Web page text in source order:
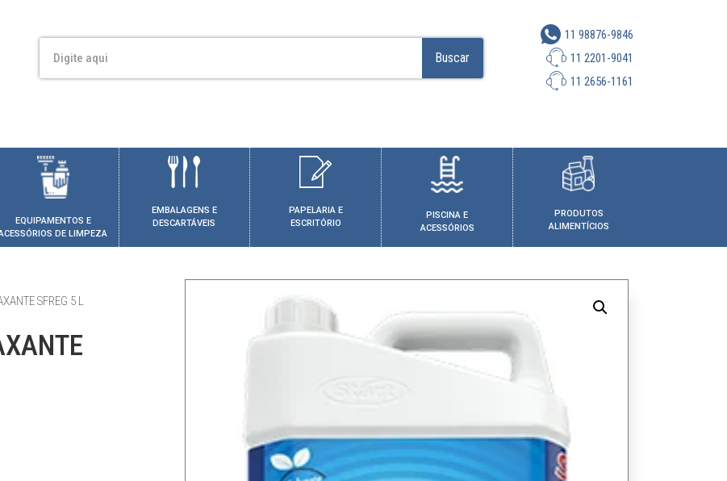
Buscar
11 98876-9846
11 2201-9041
11 2656-1161
EQUIPAMENTOS E
DE LIMPEZA
EMBALAGENS E
DESCARTÁVEIS
PAPELARIA E
ESCRITÓRIO
PISCINA E
ACESSÓRIOS
PRODUTOS
ALIMENTÍCIOS
SFREG 5 L